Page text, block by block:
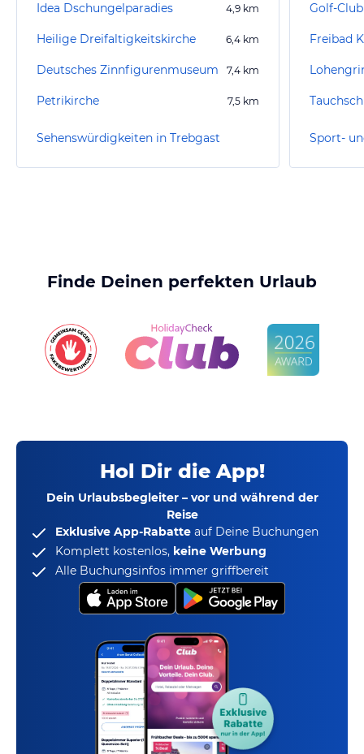
Idea Dschungelparadies 4,9 km
Heilige Dreifaltigkeitskirche 6,4 km
Deutsches Zinnfigurenmuseum 7,4 km
Petrikirche 7,5 km
Sehenswürdigkeiten in Trebgast
Golf-
Freibad
Finde Deinen perfekten Urlaub
Hol Dir die App!
Dein Urlaubsbegleiter – vor und während der
Reise
Exklusive App-Rabatte auf Deine Buchungen
Komplett kostenlos, keine Werbung
Alle Buchungsinfos immer griffbereit